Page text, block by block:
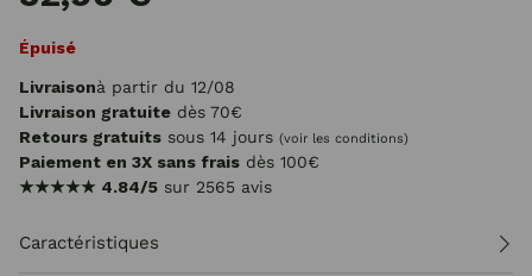
Épuisé
Livraisonà partir du 12/08
Livraison gratuite dès 70€
Retours gratuits sous 14 jours (voir les conditions)
Paiement en 3X sans frais dès 100€
★★★★★ 4.84/5 sur 2565 avis
Caractéristiques